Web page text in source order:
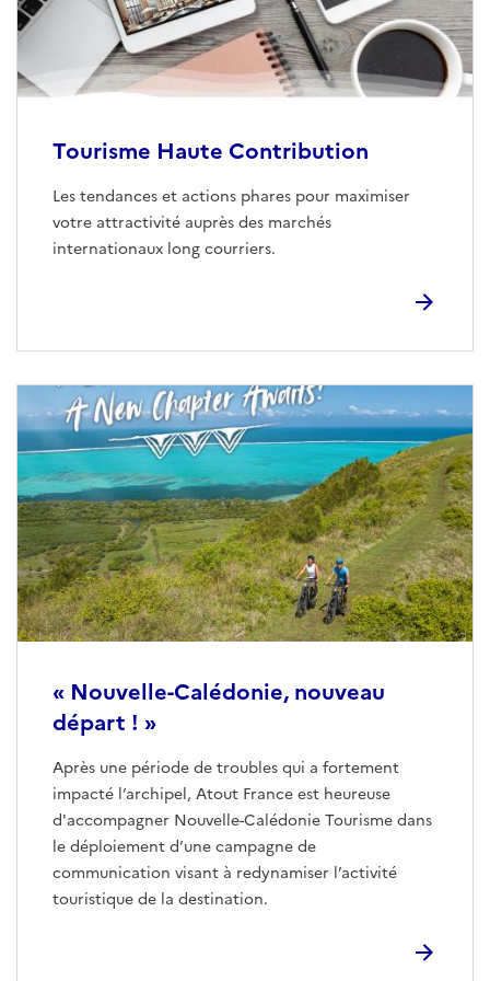
Tourisme Haute Contribution
Les tendances et actions phares pour maximiser
votre attractivité auprès des marchés
internationaux long courriers.
« Nouvelle-Calédonie, nouveau
départ ! »
Après une période de troubles qui a fortement
impacté l’archipel, Atout France est heureuse
d'accompagner Nouvelle-Calédonie Tourisme dans
le déploiement d’une campagne de
communication visant à redynamiser l’activité
touristique de la destination.